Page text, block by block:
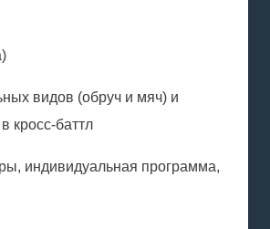
видов (обруч и мяч) и
кросс-баттл
индивидуальная программа,